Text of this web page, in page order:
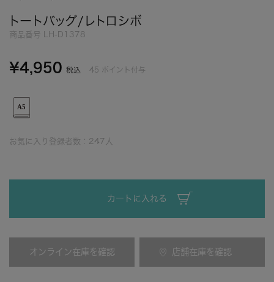
トートバッグ/レトロシボ
商品番号 LH-D1378
¥4,950 税込 45 ポイント付与
お気に入り登録者数： 247 人
カートに入れる
オンライン在庫を確認 店舗在庫を確認